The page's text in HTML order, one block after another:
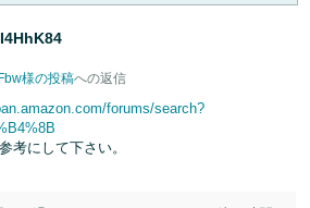
様の投稿への返信
forums/search?
考にして下さい。